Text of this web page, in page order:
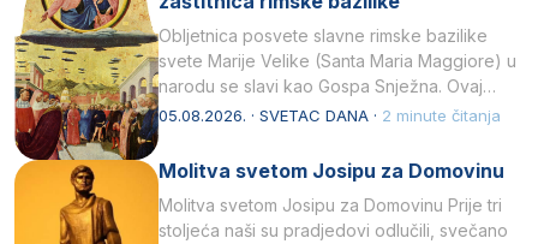
Obljetnica posvete slavne rimske bazilike
svete Marije Velike (Santa Maria Maggiore) u
narodu se slavi kao Gospa Snježna. Ovaj
naziv, Sancta Maria…
05.08.2026. · SVETAC DANA · 2 minute čitanja
Molitva svetom Josipu za Domovinu
Molitva svetom Josipu za Domovinu Prije tri
stoljeća naši su pradjedovi odlučili, svečano